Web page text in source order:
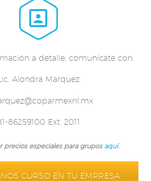


a detalle, comunícate con:
Alondra Marquez
86259100 Ext. 2011
precios especiales para grupos aquí.
CURSO EN TU EMPRESA